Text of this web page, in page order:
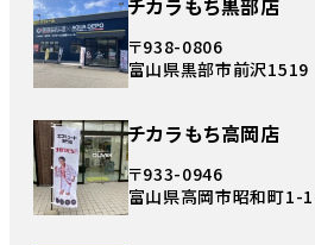
〒938-0806
富山県黒部市前沢1519
チカラもち高岡店
〒933-0946
富山県高岡市昭和町1-